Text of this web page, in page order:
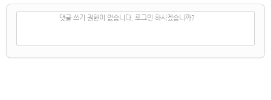
댓글 쓰기 권한이 없습니다. 로그인 하시겠습니까?